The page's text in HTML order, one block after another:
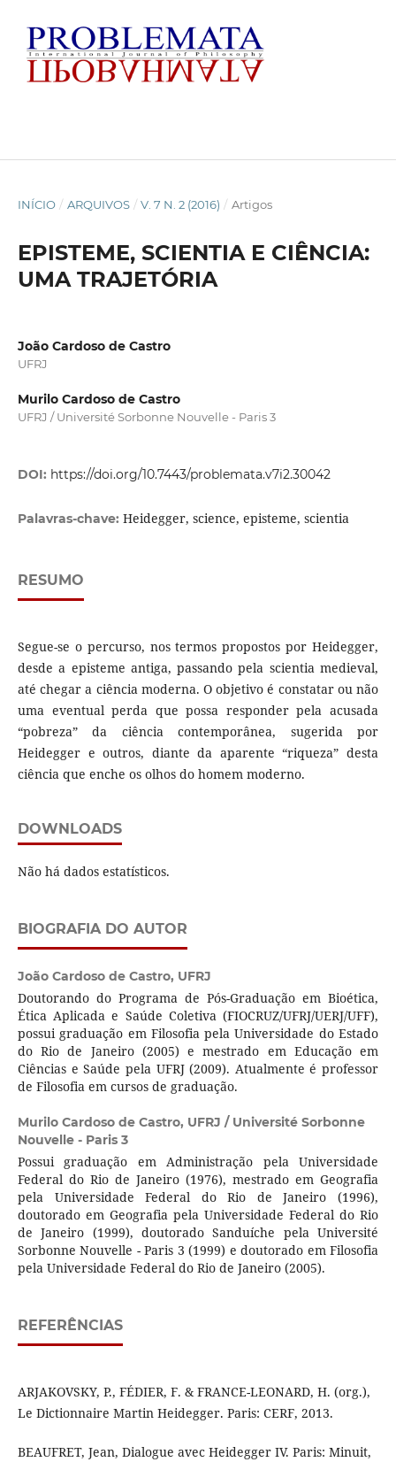
INÍCIO / ARQUIVOS / V. 7 N. 2 (2016) / Artigos
EPISTEME, SCIENTIA E CIÊNCIA:
UMA TRAJETÓRIA
João Cardoso de Castro
UFRJ
Murilo Cardoso de Castro
UFRJ / Université Sorbonne Nouvelle - Paris 3
DOI: https://doi.org/10.7443/problemata.v7i2.30042
Palavras-chave: Heidegger, science, episteme, scientia
RESUMO
Segue-se o percurso, nos termos propostos por Heidegger,
desde a episteme antiga, passando pela scientia medieval,
até chegar a ciência moderna. O objetivo é constatar ou não
uma eventual perda que possa responder pela acusada
“pobreza” da ciência contemporânea, sugerida por
Heidegger e outros, diante da aparente “riqueza” desta
ciência que enche os olhos do homem moderno.
DOWNLOADS
Não há dados estatísticos.
BIOGRAFIA DO AUTOR
João Cardoso de Castro, UFRJ
Doutorando do Programa de Pós-Graduação em Bioética,
Ética Aplicada e Saúde Coletiva (FIOCRUZ/UFRJ/UERJ/UFF),
possui graduação em Filosofia pela Universidade do Estado
do Rio de Janeiro (2005) e mestrado em Educação em
Ciências e Saúde pela UFRJ (2009). Atualmente é professor
de Filosofia em cursos de graduação.
Murilo Cardoso de Castro, UFRJ / Université Sorbonne
Nouvelle - Paris 3
Possui graduação em Administração pela Universidade
Federal do Rio de Janeiro (1976), mestrado em Geografia
pela Universidade Federal do Rio de Janeiro (1996),
doutorado em Geografia pela Universidade Federal do Rio
de Janeiro (1999), doutorado Sanduíche pela Université
Sorbonne Nouvelle - Paris 3 (1999) e doutorado em Filosofia
pela Universidade Federal do Rio de Janeiro (2005).
REFERÊNCIAS
ARJAKOVSKY, P., FÉDIER, F. & FRANCE-LEONARD, H. (org.),
Le Dictionnaire Martin Heidegger. Paris: CERF, 2013.
BEAUFRET, Jean, Dialogue avec Heidegger IV. Paris: Minuit,